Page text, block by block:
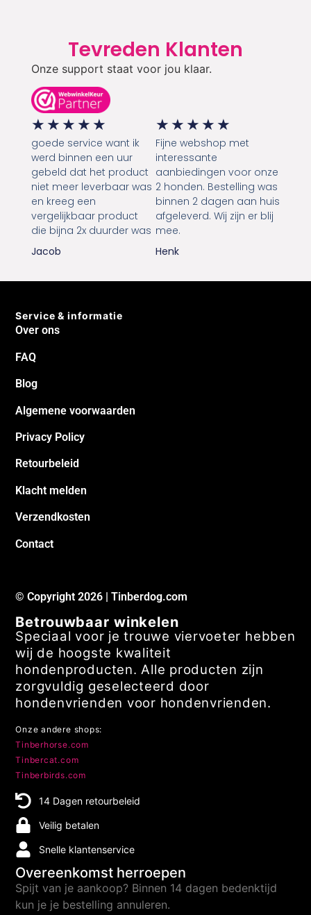
Tevreden Klanten
Onze support staat voor jou klaar.
★ ★ ★ ★ ★
goede service want ik
werd binnen een uur
gebeld dat het product
niet meer leverbaar was
en kreeg een
vergelijkbaar product
die bijna 2x duurder was
Jacob
★ ★ ★ ★ ★
Fijne webshop met
interessante
aanbiedingen voor onze
2 honden. Bestelling was
binnen 2 dagen aan huis
afgeleverd. Wij zijn er blij
mee.
Henk
Service & informatie
Over ons
FAQ
Blog
Algemene voorwaarden
Privacy Policy
Retourbeleid
Klacht melden
Verzendkosten
Contact
© Copyright 2026 | Tinberdog.com
Betrouwbaar winkelen
Speciaal voor je trouwe viervoeter hebben
wij de hoogste kwaliteit
hondenproducten. Alle producten zijn
zorgvuldig geselecteerd door
hondenvrienden voor hondenvrienden.
Onze andere shops:
Tinberhorse.com
Tinbercat.com
Tinberbirds.com
14 Dagen retourbeleid
Veilig betalen
Snelle klantenservice
Overeenkomst herroepen
Spijt van je aankoop? Binnen 14 dagen bedenktijd
kun je je bestelling annuleren.